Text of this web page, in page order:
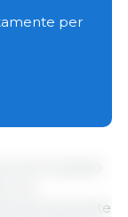
hanno
al ciclo
con
e
in questo
la
storicamente
per